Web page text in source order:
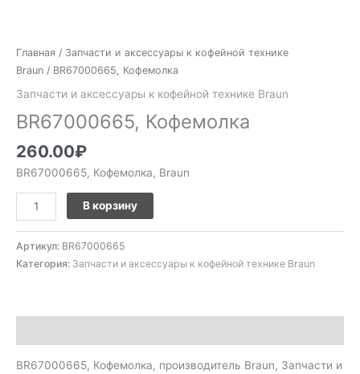
Главная / Запчасти и аксессуары к кофейной технике
Braun / BR67000665, Кофемолка
Запчасти и аксессуары к кофейной технике Braun
BR67000665, Кофемолка
260.00₽
BR67000665, Кофемолка, Braun
В корзину
Артикул: BR67000665
Категория: Запчасти и аксессуары к кофейной технике Braun
BR67000665, Кофемолка, производитель Braun, Запчасти и